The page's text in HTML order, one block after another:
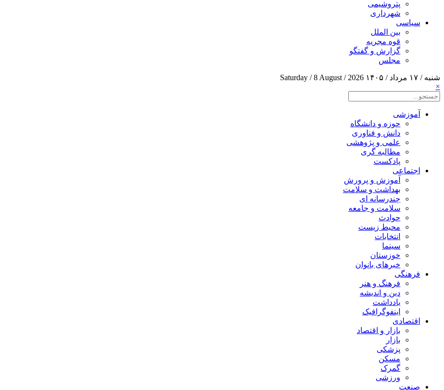
پتروشیمی
شهرداری
سیاسی
بین الملل
قوه مجریه
گزارش و گفتگو
مجلس
شنبه / ۱۷ مرداد / ۱۴۰۵
Saturday / 8 August / 2026
×
آموزشی
حوزه و دانشگاه
دانش و فناوری
علمی و پژوهشی
مطالبه گری
پادکست
اجتماعی
آموزش و پرورش
بهداشت و سلامت
چندرسانه ای
سلامت و جامعه
حوادث
محیط زیست
انتخابات
سینما
خوزستان
خبرهای بانوان
فرهنگی
فرهنگ و هنر
دین و اندیشه
یادداشت
اینفوگرافیک
اقتصادی
بازار و اقتصاد
بازار
پزشکی
مسکن
گمرک
ورزشی
صنعت